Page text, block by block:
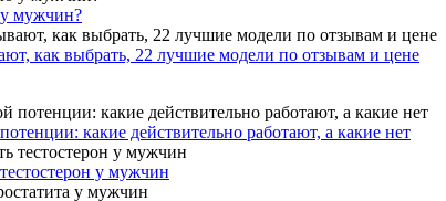
мужчин?
как выбрать, 22 лучшие модели по отзывам и цене
какие действительно работают, а какие нет
у мужчин